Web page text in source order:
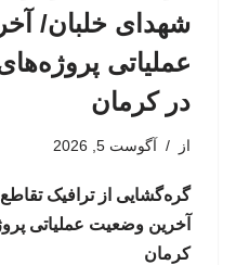
شهدای خلبان/
عملیاتی
در کرمان
از آگوست 5, 2026
گره‌گشایی از ترافیک
آخرین وضعیت عملیاتی
کرمان